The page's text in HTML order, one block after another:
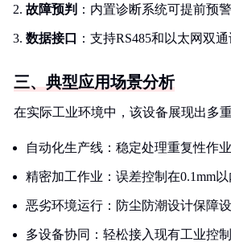
故障预判 ：内置诊断系统可提前预
数据接口 ：支持RS485和以太网双
三、典型应用场景分析
在实际工业环境中，该设备展现出多重
自动化生产线：稳定处理重复性作业
精密加工作业：误差控制在0.1mm以
恶劣环境运行：防尘防潮设计保障
多设备协同：轻松接入现有工业控